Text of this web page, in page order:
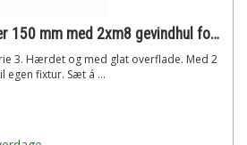
Diesella Glatte bakker 150 mm med 2xm8 gevindhul for gt skruestik (serie 3)
3. Hærdet og med glat overflade. Med 2
egen fixtur. Sæt á ...